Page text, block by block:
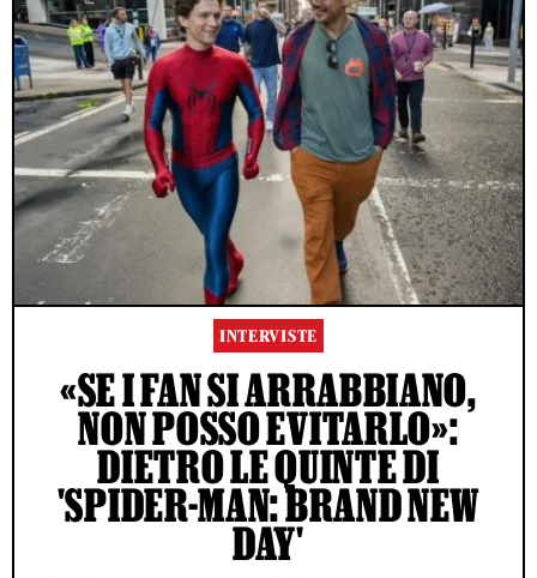
INTERVISTE
«SE I FAN SI ARRABBIANO,
NON POSSO EVITARLO»:
DIETRO LE QUINTE DI
'SPIDER-MAN: BRAND NEW
DAY'